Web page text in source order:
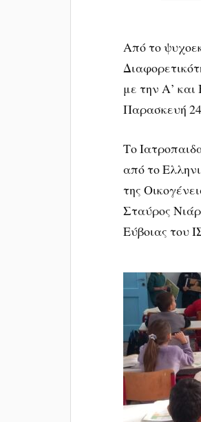
Από το
με την Α’
Παρασκευή
Το
από το
της
Σταύρος
Εύβοιας του